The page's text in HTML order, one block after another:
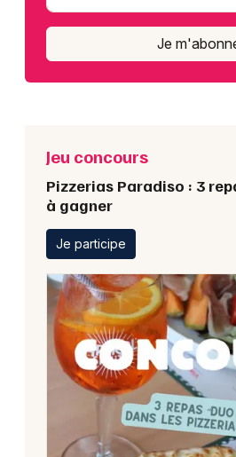
Je
Jeu concours
Pizzerias Paradiso : 3
à gagner
Je participe